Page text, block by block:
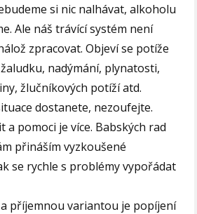
si nic nalhávat, alkoholu
Ale náš trávící systém není
zpracovat. Objeví se potíže
nadýmání, plynatosti,
žlučníkových potíží atd.
dostanete, nezoufejte.
a pomoci je více. Babských rad
přináším vyzkoušené
se rychle s problémy vypořádat
příjemnou variantou je popíjení